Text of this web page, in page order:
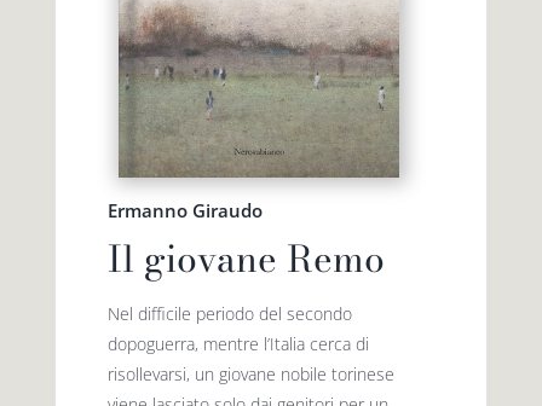
Ermanno Giraudo
Il giovane Remo
Nel difficile periodo del secondo
dopoguerra, mentre l’Italia cerca di
risollevarsi, un giovane nobile torinese